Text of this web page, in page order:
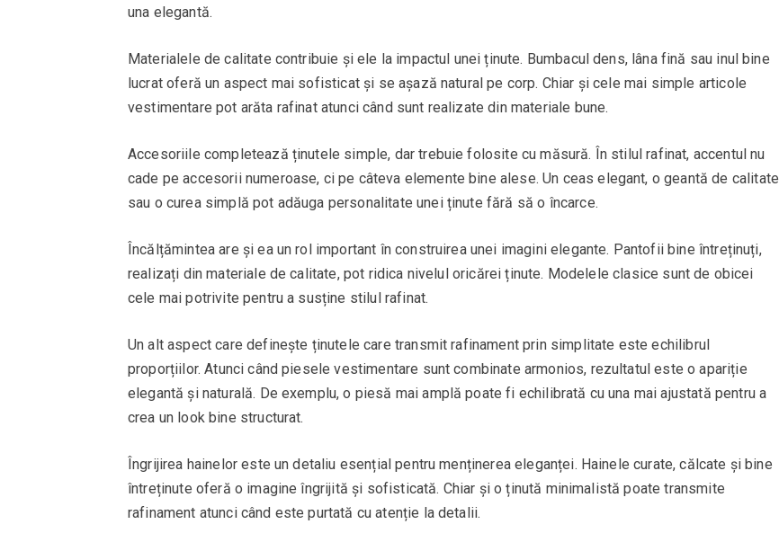
una elegantă.
Materialele de calitate contribuie și ele la impactul unei ținute. Bumbacul dens, lâna fină sau inul bine
lucrat oferă un aspect mai sofisticat și se așază natural pe corp. Chiar și cele mai simple articole
vestimentare pot arăta rafinat atunci când sunt realizate din materiale bune.
Accesoriile completează ținutele simple, dar trebuie folosite cu măsură. În stilul rafinat, accentul nu
cade pe accesorii numeroase, ci pe câteva elemente bine alese. Un ceas elegant, o geantă de calitate
sau o curea simplă pot adăuga personalitate unei ținute fără să o încarce.
Încălțămintea are și ea un rol important în construirea unei imagini elegante. Pantofii bine întreținuți,
realizați din materiale de calitate, pot ridica nivelul oricărei ținute. Modelele clasice sunt de obicei
cele mai potrivite pentru a susține stilul rafinat.
Un alt aspect care definește ținutele care transmit rafinament prin simplitate este echilibrul
proporțiilor. Atunci când piesele vestimentare sunt combinate armonios, rezultatul este o apariție
elegantă și naturală. De exemplu, o piesă mai amplă poate fi echilibrată cu una mai ajustată pentru a
crea un look bine structurat.
Îngrijirea hainelor este un detaliu esențial pentru menținerea eleganței. Hainele curate, călcate și bine
întreținute oferă o imagine îngrijită și sofisticată. Chiar și o ținută minimalistă poate transmite
rafinament atunci când este purtată cu atenție la detalii.